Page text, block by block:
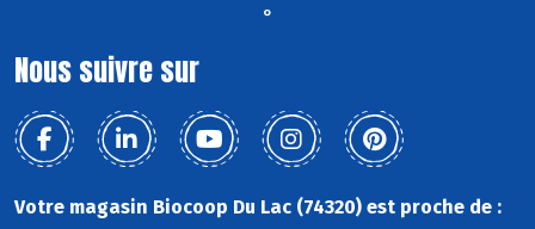
°
Nous suivre sur
Votre magasin Biocoop Du Lac (74320) est proche de :